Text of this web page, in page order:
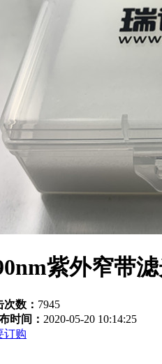
紫外窄带
次数： 7945
时间： 2020-05-20 10:14:25
订购